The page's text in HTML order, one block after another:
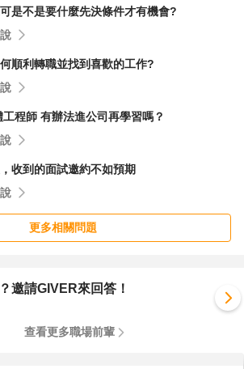
是不是要什麼先決條件才有機會?
順利轉職並找到喜歡的工作?
程師 有辦法進公司再學習嗎？
收到的面試邀約不如預期
更多相關問題
邀請GIVER來回答！
查看更多職場前輩